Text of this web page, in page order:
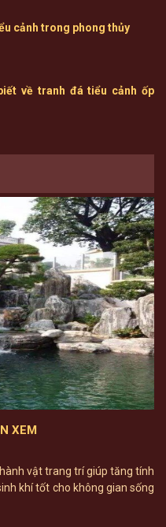
cảnh trong phong thủy
về tranh đá tiểu cảnh ốp
XEM
vật trang trí giúp tăng tính
khí tốt cho không gian sống